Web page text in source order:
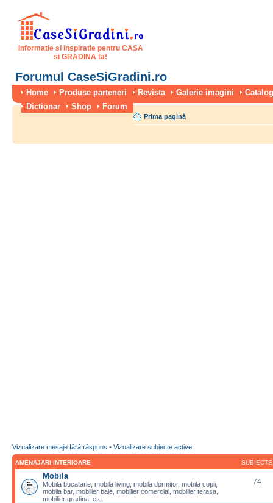
Informatie si inspiratie pentru CASA
si GRADINA ta!
Forumul CaseSiGradini.ro
Home Produse parteneri Revista Galerie imagini
Dictionar
Shop Forum
Prima pagină
Vizualizare mesaje fără răspuns • Vizualizare subiecte active
AMENAJARI INTERIOARE SUBIECTE
Mobila
Mobila bucatarie, mobila living, mobila dormitor, mobila copii,
mobila bar, mobilier baie, mobilier comercial, mobilier terasa,
mobilier gradina, etc.
74